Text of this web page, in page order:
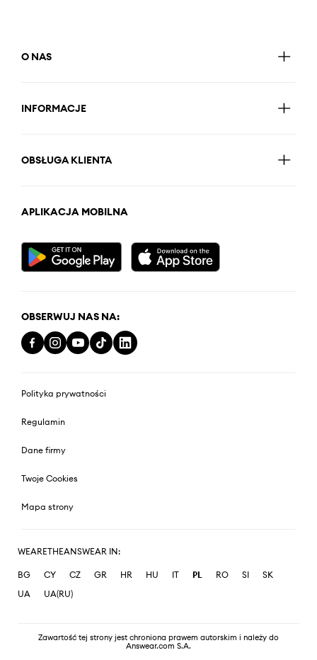
O NAS
INFORMACJE
OBSŁUGA KLIENTA
APLIKACJA MOBILNA
OBSERWUJ NAS NA:
Polityka prywatności
Regulamin
Dane firmy
Twoje Cookies
Mapa strony
WEARETHEANSWEAR IN:
BG CY CZ GR HR HU IT PL RO SI
SK
UA
UA(RU)
Zawartość tej strony jest chroniona prawem autorskim i należy do
Answear.com S.A.